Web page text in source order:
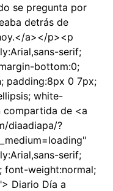
se pregunta por
detrás de
a></p><p
serif;
bottom:0;
padding:8px 0 7px;
white-
compartida de <a
diaadiapa/?
serif;
font-weight:normal;
Diario Día a